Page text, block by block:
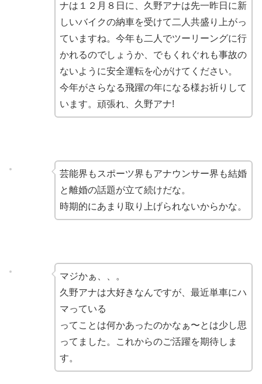
ナは１２月８日に、久野アナは先一昨日に新
しいバイクの納車を受けて二人共盛り上がっ
ていますね。今年も二人でツーリーングに行
かれるのでしょうか、でもくれぐれも事故の
ないように安全運転を心がけてください。
今年がさらなる飛躍の年になる様お祈りして
います。頑張れ、久野アナ!
芸能界もスポーツ界もアナウンサー界も結婚
と離婚の話題が立て続けだな。
時期的にあまり取り上げられないからかな。
マジかぁ、、。
久野アナは大好きなんですが、最近単車にハ
マっている
ってことは何かあったのかなぁ〜とは少し思
ってました。これからのご活躍を期待しま
す。